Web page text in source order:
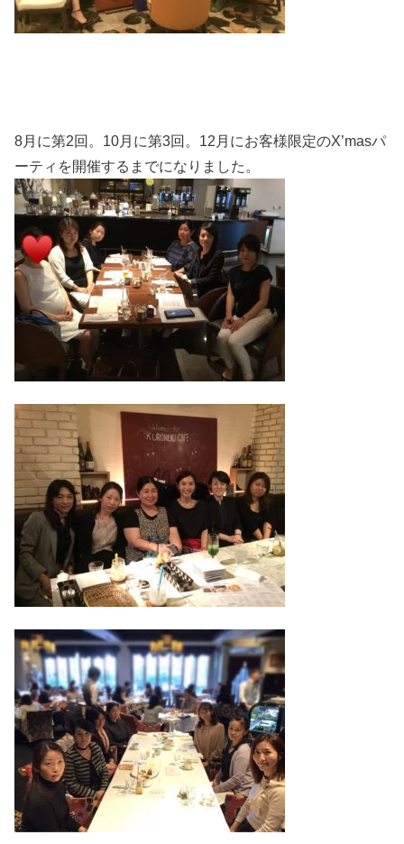
8月に第2回。10月に第3回。12月にお客様限定のX’masパ
ーティを開催するまでになりました。